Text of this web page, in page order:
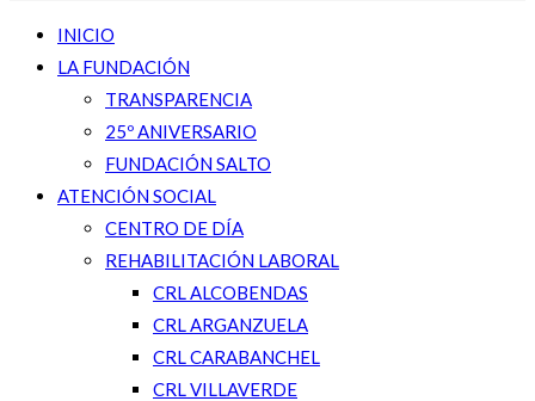
INICIO
LA FUNDACIÓN
TRANSPARENCIA
25º ANIVERSARIO
FUNDACIÓN SALTO
ATENCIÓN SOCIAL
CENTRO DE DÍA
REHABILITACIÓN LABORAL
CRL ALCOBENDAS
CRL ARGANZUELA
CRL CARABANCHEL
CRL VILLAVERDE